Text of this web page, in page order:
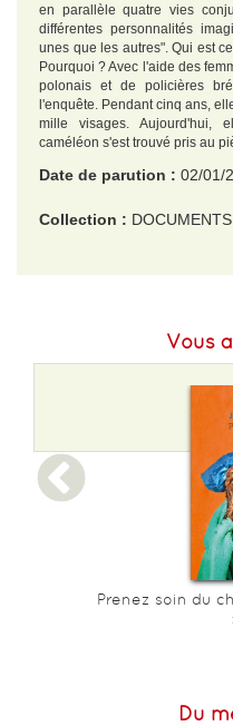
en parallèle quatre vies
différentes personnalités
unes que les autres". Qui est
Pourquoi ? Avec l'aide des
polonais et de policières
l'enquête. Pendant cinq ans,
mille visages. Aujourd'hui,
caméléon s'est trouvé pris au
Date de parution : 02/01/
Collection : DOCUMENTS
Vous
Prenez soin du
Du